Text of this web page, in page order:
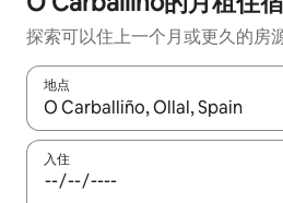
探索可以住上一个月或更久的房
地点
如有搜索结果，请使用上下方向键
入住